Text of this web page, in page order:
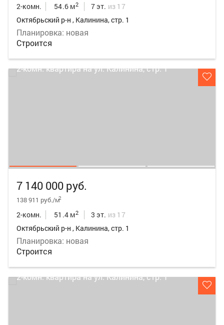
2-комн. 54.6 м2 7 эт. из 17
Октябрьский р-н , Калинина, стр. 1
Планировка: новая
Строится
7 140 000 руб.
138 911 руб./м2
2-комн. 51.4 м2 3 эт. из 17
Октябрьский р-н , Калинина, стр. 1
Планировка: новая
Строится